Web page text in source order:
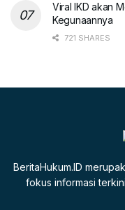
Viral IKD akan
Kegunaannya
721 SHARES
BeritaHukum.ID
fokus informasi